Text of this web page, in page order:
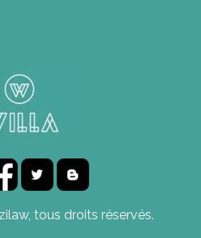
tous droits réservés.